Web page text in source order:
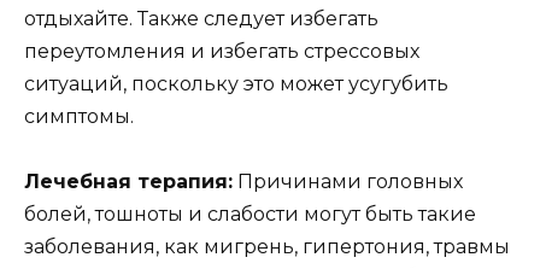
отдыхайте. Также следует избегать
переутомления и избегать стрессовых
ситуаций, поскольку это может усугубить
симптомы.
Лечебная терапия: Причинами головных
болей, тошноты и слабости могут быть такие
заболевания, как мигрень, гипертония, травмы